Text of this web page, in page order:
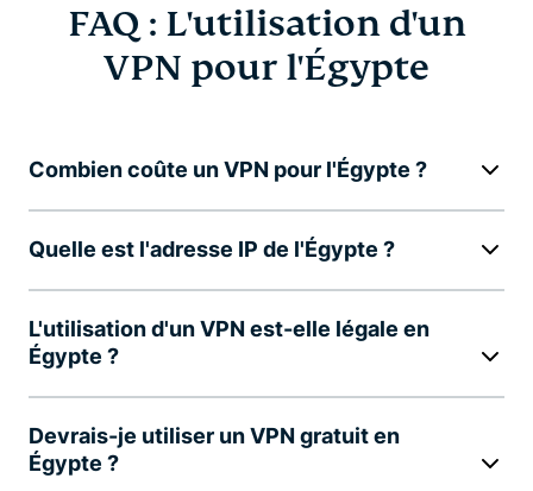
FAQ : L'utilisation d'un
VPN pour l'Égypte
Combien coûte un VPN pour l'Égypte ?
Quelle est l'adresse IP de l'Égypte ?
L'utilisation d'un VPN est-elle légale en
Égypte ?
Devrais-je utiliser un VPN gratuit en
Égypte ?